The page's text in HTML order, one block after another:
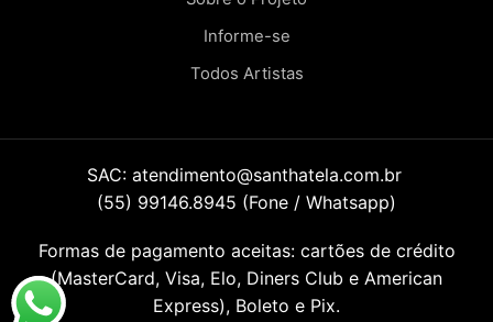
Informe-se
Todos Artistas
SAC: atendimento@santhatela.com.br
(55) 99146.8945 (Fone / Whatsapp)
Formas de pagamento aceitas: cartões de crédito
(MasterCard, Visa, Elo, Diners Club e American
Express), Boleto e Pix.